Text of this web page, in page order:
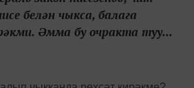
белән чыкса, балага
Әмма бу очракта туу...